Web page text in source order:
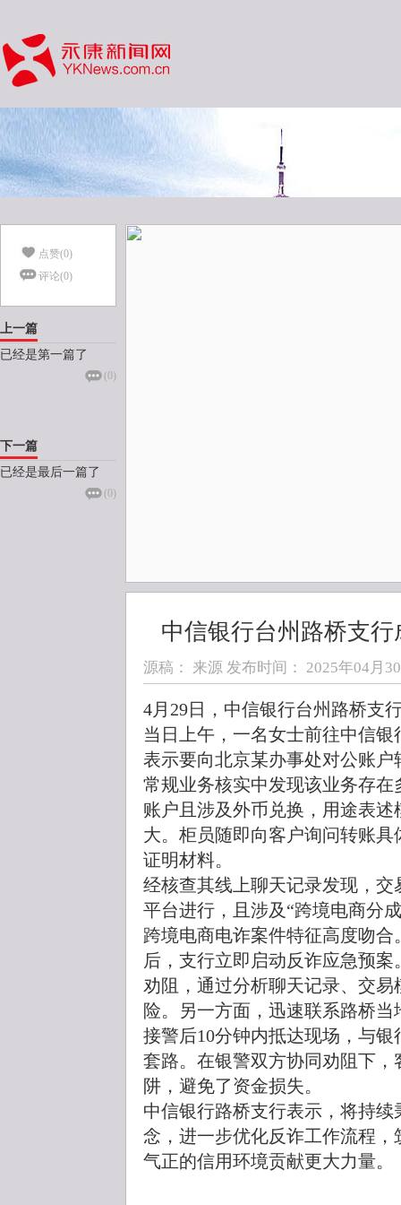
点赞(0)
评论(0)
上一篇
已经是第一篇了
(0)
下一篇
已经是最后一篇了
(0)
中信银行台州路桥支
源稿： 来源 发布时间： 2025年04月
4月29日，中信银行台州路桥支
当日上午，一名女士前往中信
表示要向北京某办事处对公账
常规业务核实中发现该业务存
账户且涉及外币兑换，用途表
大。柜员随即向客户询问转账
证明材料。
经核查其线上聊天记录发现，
平台进行，且涉及“跨境电商分
跨境电商电诈案件特征高度吻
后，支行立即启动反诈应急预
劝阻，通过分析聊天记录、交
险。另一方面，迅速联系路桥
接警后10分钟内抵达现场，与
套路。在银警双方协同劝阻下
阱，避免了资金损失。
中信银行路桥支行表示，将持续
念，进一步优化反诈工作流程
气正的信用环境贡献更大力量。